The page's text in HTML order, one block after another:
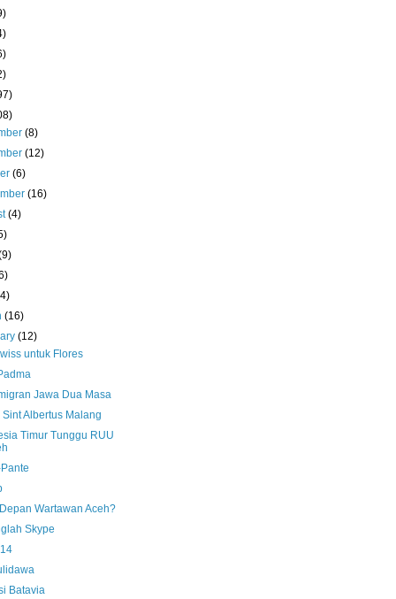
(8)
(12)
(6)
(16)
(4)
(16)
(12)
untuk Flores
Jawa Dua Masa
Sint Albertus Malang
Timur Tunggu RUU
Wartawan Aceh?
Skype
Batavia